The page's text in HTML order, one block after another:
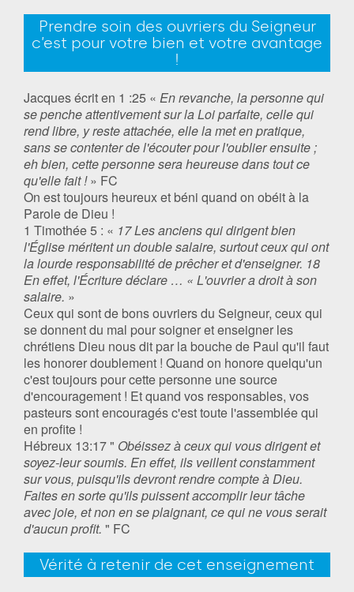
Prendre soin des ouvriers du Seigneur
c’est pour votre bien et votre avantage
!
Jacques écrit en 1 :25 « En revanche, la personne qui
se penche attentivement sur la Loi parfaite, celle qui
rend libre, y reste attachée, elle la met en pratique,
sans se contenter de l'écouter pour l'oublier ensuite ;
eh bien, cette personne sera heureuse dans tout ce
qu'elle fait !» FC
On est toujours heureux et béni quand on obéit à la
Parole de Dieu !
1 Timothée 5 : « 17 Les anciens qui dirigent bien
l'Église méritent un double salaire, surtout ceux qui ont
la lourde responsabilité de prêcher et d'enseigner. 18
En effet, l'Écriture déclare … « L'ouvrier a droit à son
salaire. »
Ceux qui sont de bons ouvriers du Seigneur, ceux qui
se donnent du mal pour soigner et enseigner les
chrétiens Dieu nous dit par la bouche de Paul qu'il faut
les honorer doublement ! Quand on honore quelqu'un
c'est toujours pour cette personne une source
d'encouragement ! Et quand vos responsables, vos
pasteurs sont encouragés c'est toute l'assemblée qui
en profite !
Hébreux 13:17 " Obéissez à ceux qui vous dirigent et
soyez-leur soumis. En effet, ils veillent constamment
sur vous, puisqu'ils devront rendre compte à Dieu.
Faites en sorte qu'ils puissent accomplir leur tâche
avec joie, et non en se plaignant, ce qui ne vous serait
d'aucun profit. " FC
Vérité à retenir de cet enseignement